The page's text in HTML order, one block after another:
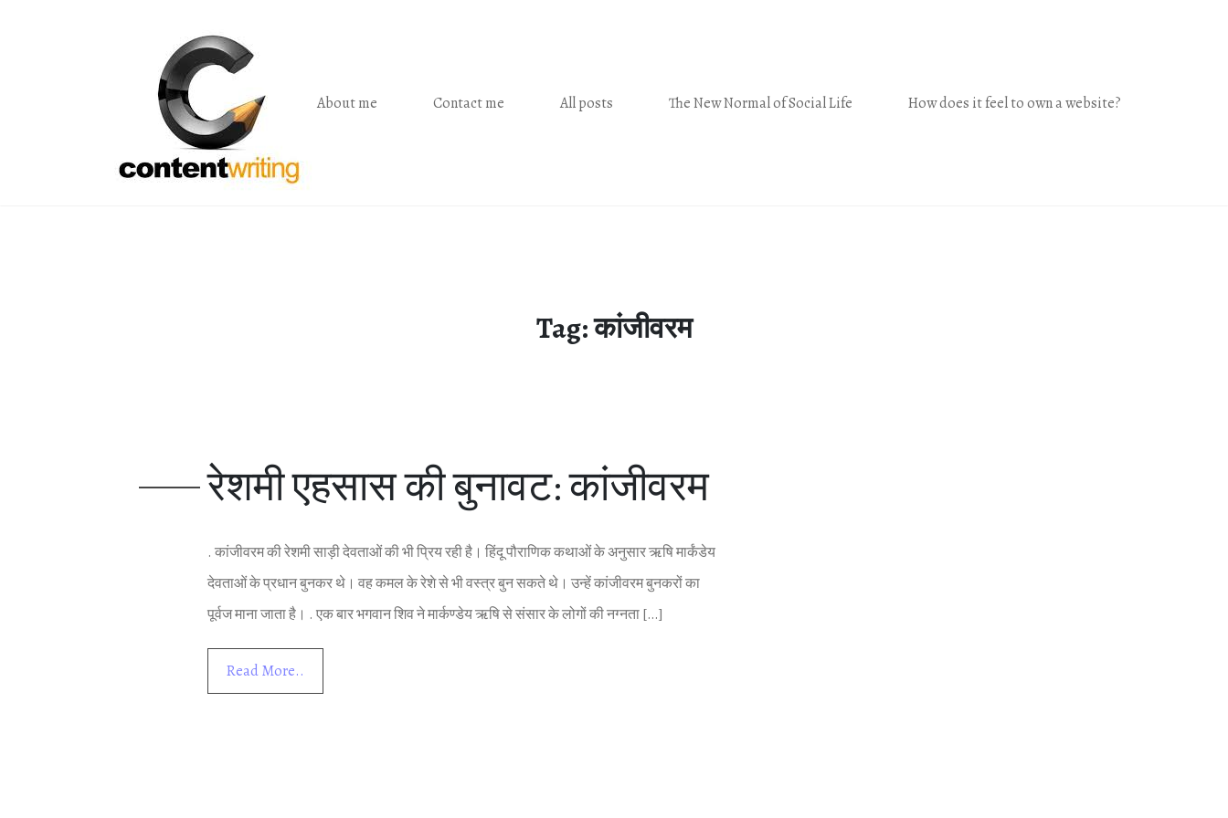
About me
Contact me All posts The New Normal of Social Life How does it feel to own a website?
Tag:कांजीवरम
रेशमी एहसास की बुनावट: कांजीवरम
. कांजीवरम की रेशमी साड़ी देवताओं की भी प्रिय रही है। हिंदू पौराणिक कथाओं के अनुसार ऋषि मार्कंडेय
देवताओं के प्रधान बुनकर थे। वह कमल के रेशे से भी वस्‍त्र बुन सकते थे। उन्‍हें कांजीवरम बुनकरों का
पूर्वज माना जाता है। . एक बार भगवान शिव ने मार्कण्‍डेय ऋषि से संसार के लोगों की नग्‍नता […]
Read More..